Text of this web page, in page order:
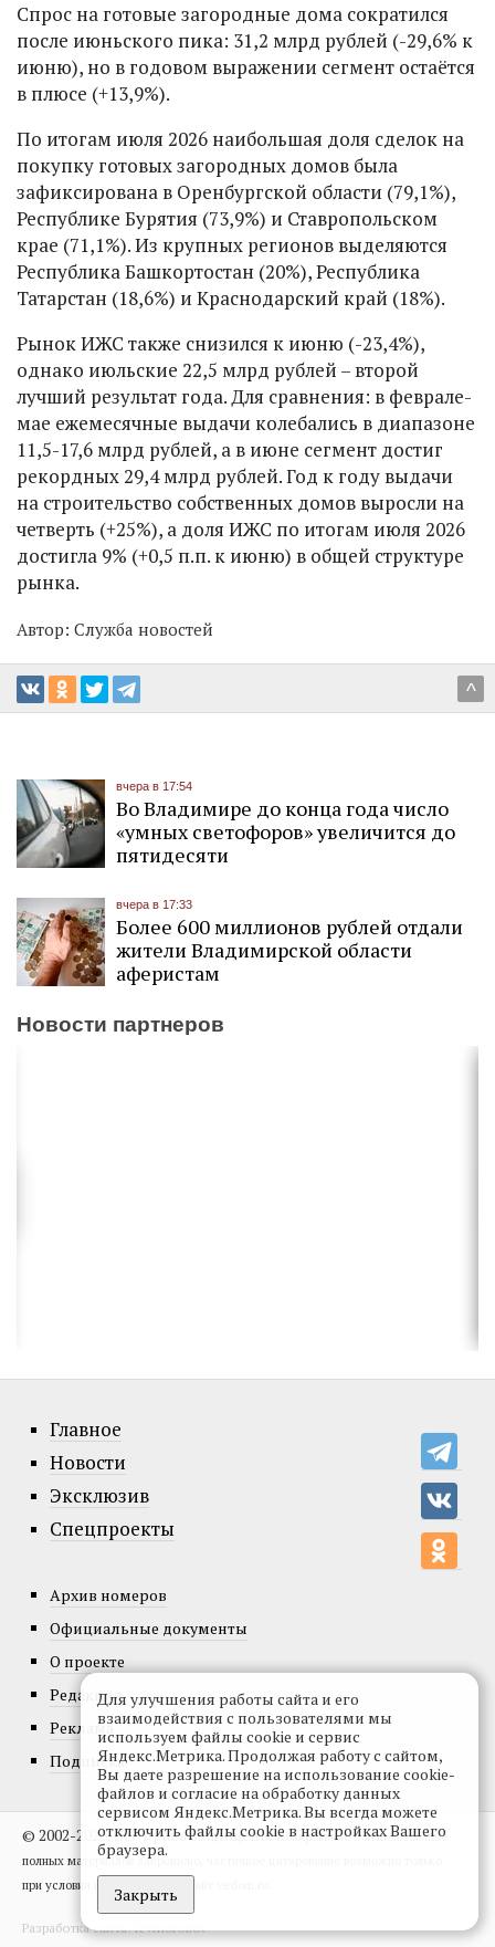
Спрос на готовые загородные дома сократился
после июньского пика: 31,2 млрд рублей (-29,6% к
июню), но в годовом выражении сегмент остаётся
в плюсе (+13,9%).
По итогам июля 2026 наибольшая доля сделок на
покупку готовых загородных домов была
зафиксирована в Оренбургской области (79,1%),
Республике Бурятия (73,9%) и Ставропольском
крае (71,1%). Из крупных регионов выделяются
Республика Башкортостан (20%), Республика
Татарстан (18,6%) и Краснодарский край (18%).
Рынок ИЖС также снизился к июню (-23,4%),
однако июльские 22,5 млрд рублей – второй
лучший результат года. Для сравнения: в феврале-
мае ежемесячные выдачи колебались в диапазоне
11,5-17,6 млрд рублей, а в июне сегмент достиг
рекордных 29,4 млрд рублей. Год к году выдачи
на строительство собственных домов выросли на
четверть (+25%), а доля ИЖС по итогам июля 2026
достигла 9% (+0,5 п.п. к июню) в общей структуре
рынка.
Автор: Служба новостей
^
вчера в 17:54
Во Владимире до конца года число
«умных светофоров» увеличится до
пятидесяти
вчера в 17:33
Более 600 миллионов рублей отдали
жители Владимирской области
аферистам
Новости партнеров
Главное
Новости
Эксклюзив
Спецпроекты
Архив номеров
Официальные документы
О проекте
Редакция
Реклама
Подписка
© 2002-2026, Все права защищены.Копирование и использование
полных материалов запрещено, частичное цитирование возможно только
при условии гиперссылки на сайт vedom.ru.
Разработка сайта:levmorozov
Для улучшения работы сайта и его
взаимодействия с пользователями мы
используем файлы cookie и сервис
Яндекс.Метрика. Продолжая работу с сайтом,
Вы даете разрешение на использование cookie-
файлов и согласие на обработку данных
сервисом Яндекс.Метрика. Вы всегда можете
отключить файлы cookie в настройках Вашего
браузера.
Закрыть